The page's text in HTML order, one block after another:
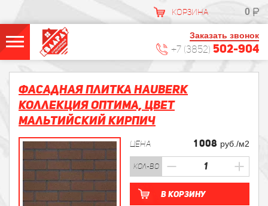
КОРЗИНА 0
Заказать звонок
+7 (3852) 502-904
Фасадная плитка HAUBERK
Коллекция Оптима, цвет
Мальтийский Кирпич
ЦЕНА 1 008 руб./м2
кол-во
В корзину